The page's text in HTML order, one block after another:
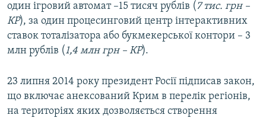
один ігровий автомат –15 тисяч рублів ( 7 тис. грн –
КР), за один процесинговий центр інтерактивних
ставок тоталізатора або букмекерської контори – 3
млн рублів (1,4 млн грн – КР).
23 липня 2014 року президент Росії підписав закон,
що включає анексований Крим в перелік регіонів,
на територіях яких дозволяється створення